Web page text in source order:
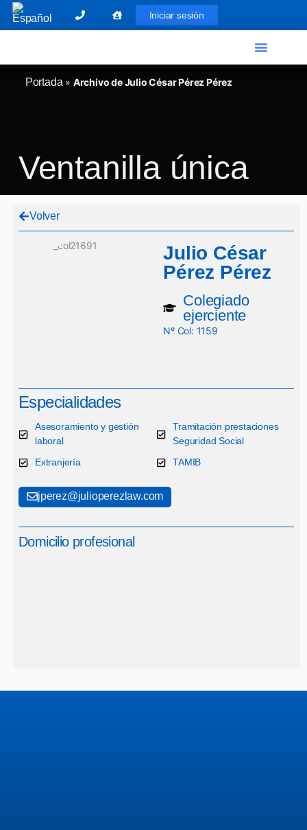
Iniciar sesión
Portada » Archivo de Julio César Pérez Pérez
Ventanilla única
Volver
Julio César
Pérez Pérez
Colegiado
ejerciente
Nº Col: 1159
Especialidades
Asesoramiento y gestión
laboral
Tramitación prestaciones
Seguridad Social
Extranjería
TAMIB
jperez@julioperezlaw.com
Domicilio profesional